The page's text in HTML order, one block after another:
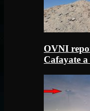
OVNI
Cafayate